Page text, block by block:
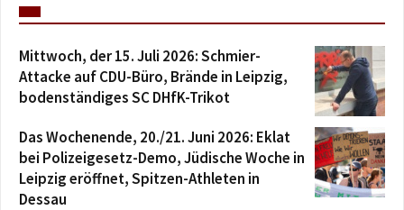
Mittwoch, der 15. Juli 2026: Schmier-
Attacke auf CDU-Büro, Brände in Leipzig,
bodenständiges SC DHfK-Trikot
Das Wochenende, 20./21. Juni 2026: Eklat
bei Polizeigesetz-Demo, Jüdische Woche in
Leipzig eröffnet, Spitzen-Athleten in
Dessau